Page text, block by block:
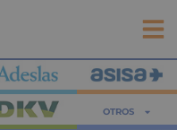
OTROS